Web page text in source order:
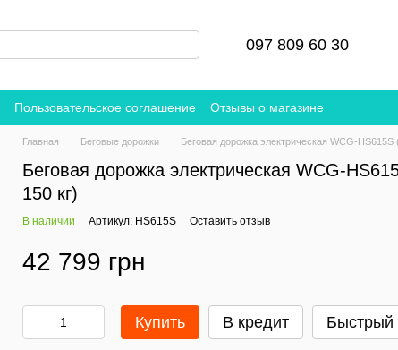
097 809 60 30
Пользовательское соглашение
Отзывы о магазине
Главная Беговые дорожки Беговая дорожка электрическая WCG-
Беговая дорожка электрическая WCG-
150 кг)
В наличии Артикул: HS615S Оставить отзыв
42 799 грн
Купить В кредит Быстрый